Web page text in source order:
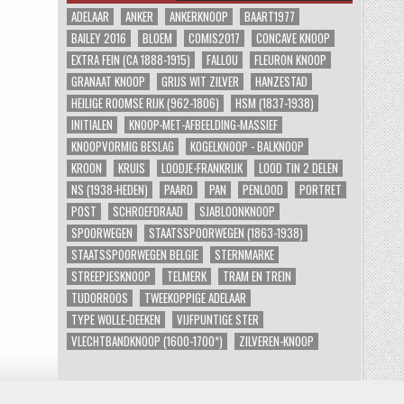
ADELAAR ANKER ANKERKNOOP
BAART1977
BAILEY 2016
BLOEM COMIS2017
CONCAVE KNOOP
EXTRA FEIN (CA 1888-1915)
FALLOU
FLEURON KNOOP
GRANAAT KNOOP
GRIJS WIT ZILVER
HANZESTAD
HEILIGE ROOMSE RIJK (962-1806)
HSM (1837-1938)
INITIALEN
KNOOP-MET-AFBEELDING-MASSIEF
KNOOPVORMIG BESLAG
KOGELKNOOP - BALKNOOP
KROON
KRUIS LOODJE-FRANKRIJK
LOOD TIN 2 DELEN
NS (1938-HEDEN)
PAARD PAN PENLOOD
PORTRET
POST
SCHROEFDRAAD
SJABLOONKNOOP
SPOORWEGEN
STAATSSPOORWEGEN (1863-1938)
STAATSSPOORWEGEN BELGIE
STERNMARKE
STREEPJESKNOOP
TELMERK
TRAM EN TREIN
TUDORROOS
TWEEKOPPIGE ADELAAR
TYPE WOLLE-DEEKEN
VIJFPUNTIGE STER
VLECHTBANDKNOOP (1600-1700*)
ZILVEREN-KNOOP